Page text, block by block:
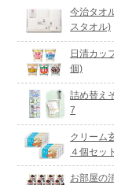
今治タオ
スタオル)
日清カッ
個)
詰め替え
7
クリーム
４個セット
お部屋の